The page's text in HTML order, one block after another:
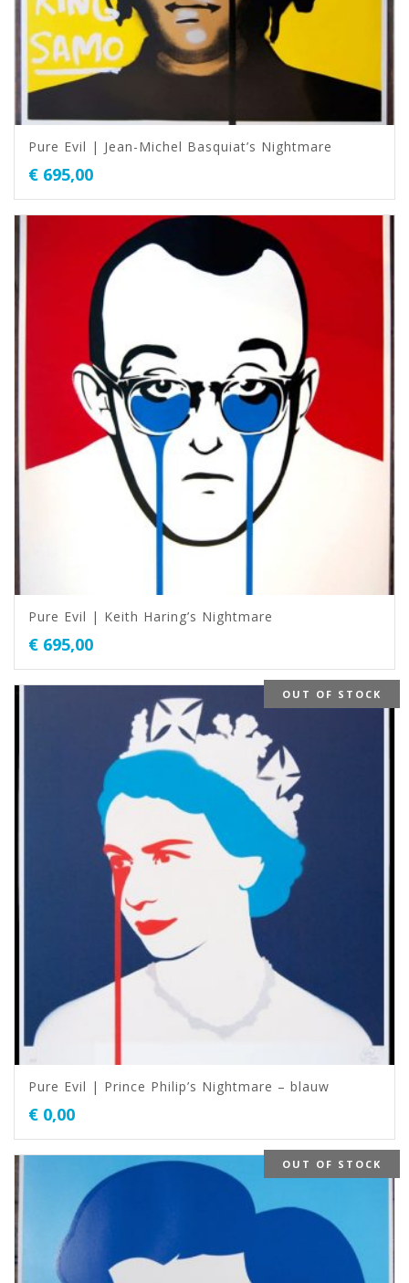
Pure Evil | Jean-Michel Basquiat’s Nightmare
€ 695,00
Pure Evil | Keith Haring’s Nightmare
€ 695,00
OUT OF STOCK
Pure Evil | Prince Philip’s Nightmare – blauw
€ 0,00
OUT OF STOCK